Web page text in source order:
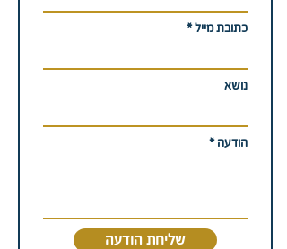
כתובת מייל
נושא
הודעה
שליחת הודעה